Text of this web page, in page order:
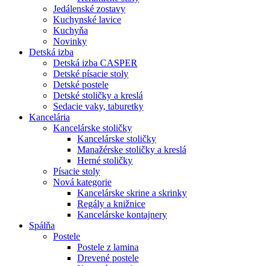
Jedálenské zostavy
Kuchynské lavice
Kuchyňa
Novinky
Detská izba
Detská izba CASPER
Detské písacie stoly
Detské postele
Detské stoličky a kreslá
Sedacie vaky, taburetky
Kancelária
Kancelárske stoličky
Kancelárske stoličky
Manažérske stoličky a kreslá
Herné stoličky
Písacie stoly
Nová kategorie
Kancelárske skrine a skrinky
Regály a knižnice
Kancelárske kontajnery
Spálňa
Postele
Postele z lamina
Drevené postele